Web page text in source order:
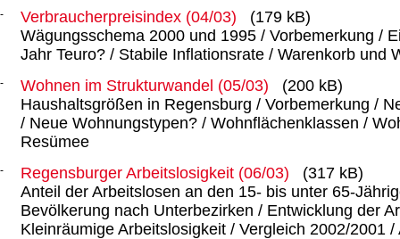
Verbraucherpreisindex (04/03)
(179 kB)
Wägungsschema 2000 und 1995 / Vorbemerkung /
Jahr Teuro? / Stabile Inflationsrate / Warenkorb und
Wohnen im Strukturwandel (05/03)
(200 kB)
Haushaltsgrößen in Regensburg / Vorbemerkung /
/ Neue Wohnungstypen? / Wohnflächenklassen /
Resümee
Regensburger Arbeitslosigkeit (06/03)
(317 kB)
Anteil der Arbeitslosen an den 15- bis unter 65-
Bevölkerung nach Unterbezirken / Entwicklung der
Kleinräumige Arbeitslosigkeit / Vergleich 2002/2001